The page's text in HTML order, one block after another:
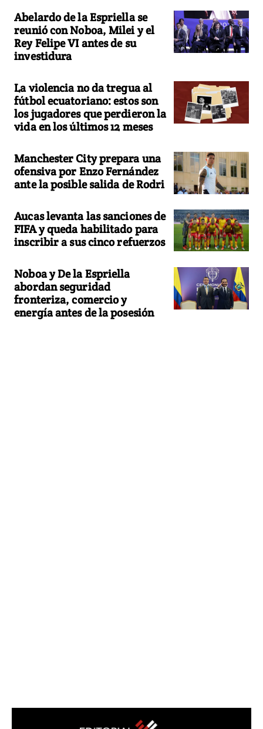
Abelardo de la Espriella se
reunió con Noboa, Milei y el
Rey Felipe VI antes de su
investidura
La violencia no da tregua al
fútbol ecuatoriano: estos son
los jugadores que perdieron la
vida en los últimos 12 meses
Manchester City prepara una
ofensiva por Enzo Fernández
ante la posible salida de Rodri
Aucas levanta las sanciones de
FIFA y queda habilitado para
inscribir a sus cinco refuerzos
Noboa y De la Espriella
abordan seguridad
fronteriza, comercio y
energía antes de la posesión